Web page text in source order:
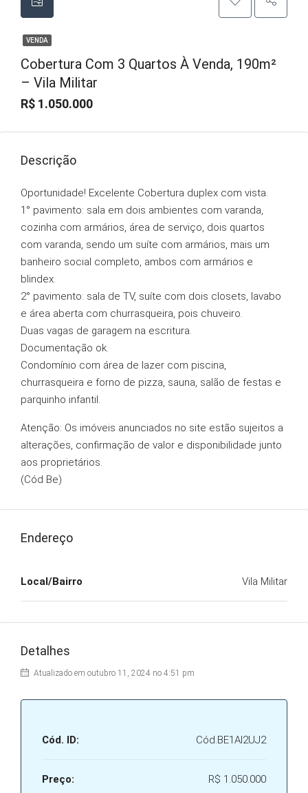
VENDA
Cobertura Com 3 Quartos À Venda, 190m²
– Vila Militar
R$ 1.050.000
Descrição
Oportunidade! Excelente Cobertura duplex com vista.
1° pavimento: sala em dois ambientes com varanda,
cozinha com armários, área de serviço, dois quartos
com varanda, sendo um suíte com armários, mais um
banheiro social completo, ambos com armários e
blindex.
2° pavimento: sala de TV, suíte com dois closets, lavabo
e área aberta com churrasqueira, pois chuveiro.
Duas vagas de garagem na escritura.
Documentação ok.
Condomínio com área de lazer com piscina,
churrasqueira e forno de pizza, sauna, salão de festas e
parquinho infantil.
Atenção: Os imóveis anunciados no site estão sujeitos a
alterações, confirmação de valor e disponibilidade junto
aos proprietários.
(Cód Be)
Endereço
Local/Bairro Vila Militar
Detalhes
Atualizado em outubro 11, 2024 no 4:51 pm
Cód. ID: Cód.BE1AI2UJ2
Preço: R$ 1.050.000